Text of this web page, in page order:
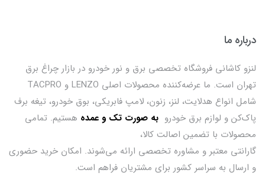
درباره ما
لنزو کاشانی فروشگاه تخصصی برق و نور خودرو در بازار چراغ برق
تهران است. ما عرضه‌کننده محصولات اصلی LENZO و TACPRO
شامل انواع هدلایت، لنز، زنون، لامپ فابریکی، بوق خودرو، تیغه برف
پاک‌کن و لوازم برق خودرو به صورت تک و عمده هستیم. تمامی
محصولات با تضمین اصالت کالا،
گارانتی معتبر و مشاوره تخصصی ارائه می‌شوند. امکان خرید حضوری
و ارسال به سراسر کشور برای مشتریان فراهم است.